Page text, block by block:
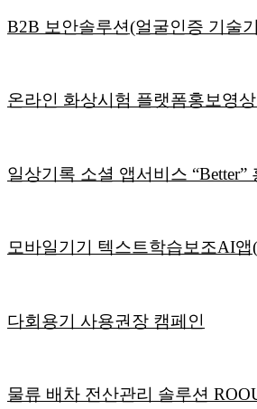
B2B 보안솔루션(얼굴인증 기술
온라인 화상시험 플랫폼홍보영
일상기록 소셜 앱서비스
모바일기기 텍스트학습보조AI앱
다회용기 사용권장 캠페인
물류 배차 전산관리 솔루션